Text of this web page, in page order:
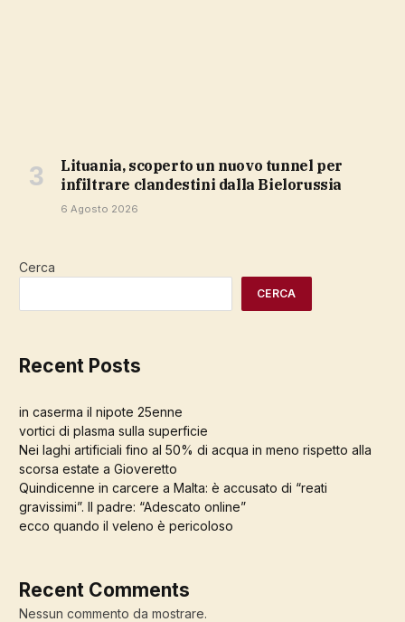
Lituania, scoperto un nuovo tunnel per
infiltrare clandestini dalla Bielorussia
6 Agosto 2026
Cerca
CERCA
Recent Posts
in caserma il nipote 25enne
vortici di plasma sulla superficie
Nei laghi artificiali fino al 50% di acqua in meno rispetto alla
scorsa estate a Gioveretto
Quindicenne in carcere a Malta: è accusato di “reati
gravissimi”. Il padre: “Adescato online”
ecco quando il veleno è pericoloso
Recent Comments
Nessun commento da mostrare.